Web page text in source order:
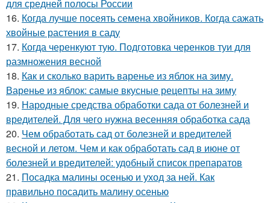
для средней полосы России
16. Когда лучше посеять семена хвойников. Когда сажать
хвойные растения в саду
17. Когда черенкуют тую. Подготовка черенков туи для
размножения весной
18. Как и сколько варить варенье из яблок на зиму.
Варенье из яблок: самые вкусные рецепты на зиму
19. Народные средства обработки сада от болезней и
вредителей. Для чего нужна весенняя обработка сада
20. Чем обработать сад от болезней и вредителей
весной и летом. Чем и как обработать сад в июне от
болезней и вредителей: удобный список препаратов
21. Посадка малины осенью и уход за ней. Как
правильно посадить малину осенью